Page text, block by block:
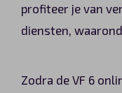
profiteer je van
diensten,
Zodra de VF 6